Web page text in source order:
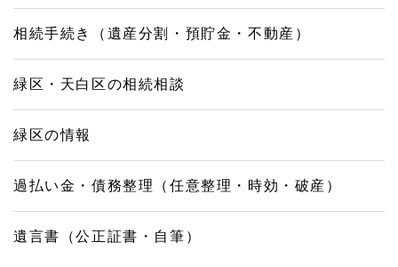
相続手続き（遺産分割・預貯金・不動産）
緑区・天白区の相続相談
緑区の情報
過払い金・債務整理（任意整理・時効・破産）
遺言書（公正証書・自筆）